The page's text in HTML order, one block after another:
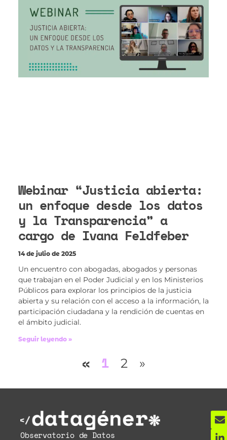
Webinar “Justicia abierta:
un enfoque desde los datos
y la Transparencia” a
cargo de Ivana Feldfeber
14 de julio de 2025
Un encuentro con abogadas, abogados y personas
que trabajan en el Poder Judicial y en los Ministerios
Públicos para explorar los principios de la justicia
abierta y su relación con el acceso a la información, la
participación ciudadana y la rendición de cuentas en
el ámbito judicial.
Seguir leyendo »
« 1 2 »
Observatorio de Datos